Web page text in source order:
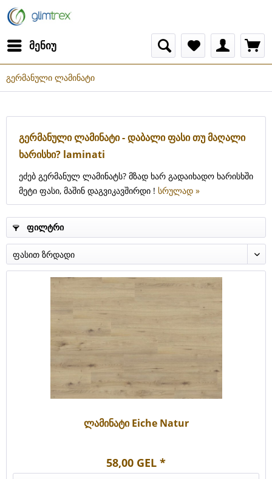
მენიუ
გერმანული ლამინატი
გერმანული ლამინატი - დაბალი ფასი თუ მაღალი
ხარისხი? laminati
ეძებ გერმანულ ლამინატს? მზად ხარ გადაიხადო ხარისხში
მეტი ფასი, მაშინ დაგვიკავშირდი ! სრულად »
ფილტრი
ლამინატი Eiche Natur
58,00 GEL *